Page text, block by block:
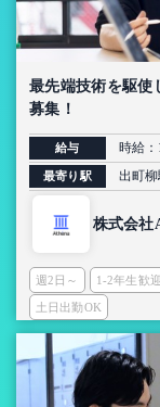
最先端技術を駆
募集！
給与 時給：
最寄り駅 出町柳
株式会社
週2日～ 1-2年生歓迎
土日出勤OK